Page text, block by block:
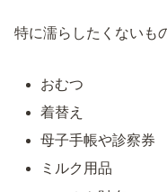
特に濡らしたくないも
おむつ
着替え
母子手帳や診察券
ミルク用品